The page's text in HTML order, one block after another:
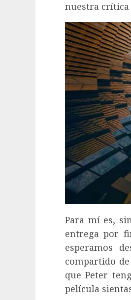
nuestra crítica
Para mí es,
entrega por
esperamos
compartido
que Peter
película